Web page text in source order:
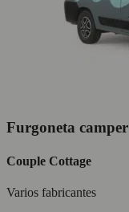
Furgoneta camper
Couple Cottage
Varios fabricantes